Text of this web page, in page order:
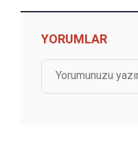
YORUMLAR